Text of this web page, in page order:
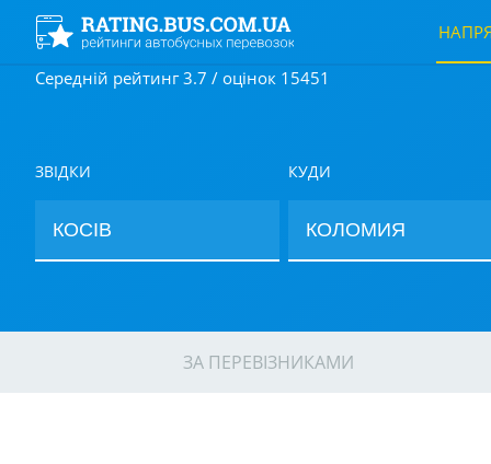
Середній рейтинг 3.7 / оцінок 15451
ЗВІДКИ КУДИ
ЗА ПЕРЕВІЗНИКАМИ